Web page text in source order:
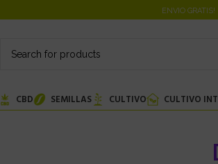
ENVIO GRATIS!
CBD SEMILLAS CULTIVO CULTIVO